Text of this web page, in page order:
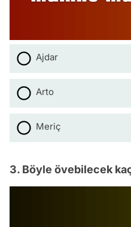
Ajdar
Arto
Meriç
3. Böyle övebilecek